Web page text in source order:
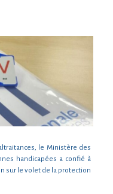
le Ministère des
handicapées a confié à
sur le volet de la protection